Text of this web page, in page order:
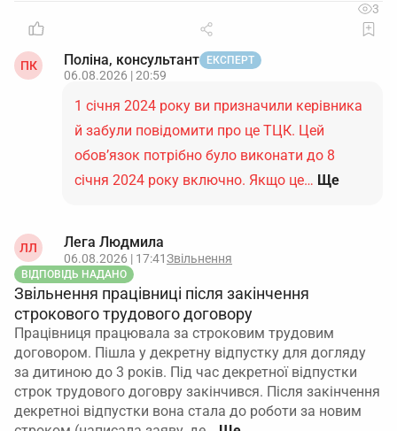
Це демонструє виконання норми Порядку №
1487 в повному обсязі та мінімізує ризики
оновлення форм.Про затвердження Порядку
організації та ведення військового обліку
призовників, військовозобов'яз...
У підсумку, до зміни форми додатка 4 правильним
фіксувати відсутність даних у межах можливостей
бланка повідомлення і обов’язково деталізувати
це в супровідному листі.
3
ПК Поліна, консультант ЕКСПЕРТ
06.08.2026 | 20:59
1 січня 2024 року ви призначили керівника
й забули повідомити про це ТЦК. Цей
обов’язок потрібно було виконати до 8
січня 2024 року включно. Якщо це… Ще
ЛЛ Лега Людмила
06.08.2026 | 17:41Звільнення
ВІДПОВІДЬ НАДАНО
Звільнення працівниці після закінчення
строкового трудового договору
Працівниця працювала за строковим трудовим
договором. Пішла у декретну відпустку для догляду
за дитиною до 3 років. Під час декретної відпустки
строк трудового договру закінчився. Після закінчення
декретноі відпустки вона стала до роботи за новим